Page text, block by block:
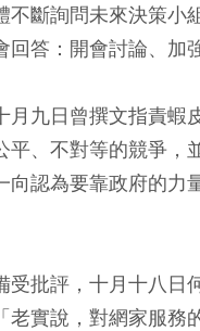
不斷詢問未來決策小
答：開會討論、加
月九日曾撰文指責蝦
平、不對等的競爭，
向認為要靠政府的力
受批評，十月十八日
老實說，對網家服務